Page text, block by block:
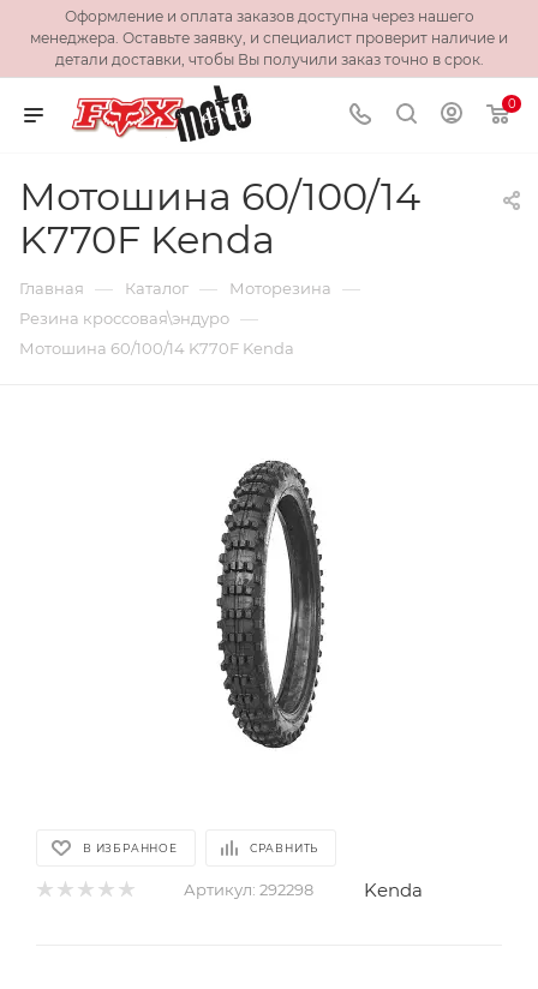
Оформление и оплата заказов доступна через нашего
менеджера. Оставьте заявку, и специалист проверит наличие и
детали доставки, чтобы Вы получили заказ точно в срок.
0
Мотошина 60/100/14
K770F Kenda
Главная — Каталог — Моторезина —
Резина кроссовая\эндуро —
Мотошина 60/100/14 K770F Kenda
В ИЗБРАННОЕ СРАВНИТЬ
Артикул: 292298 Kenda